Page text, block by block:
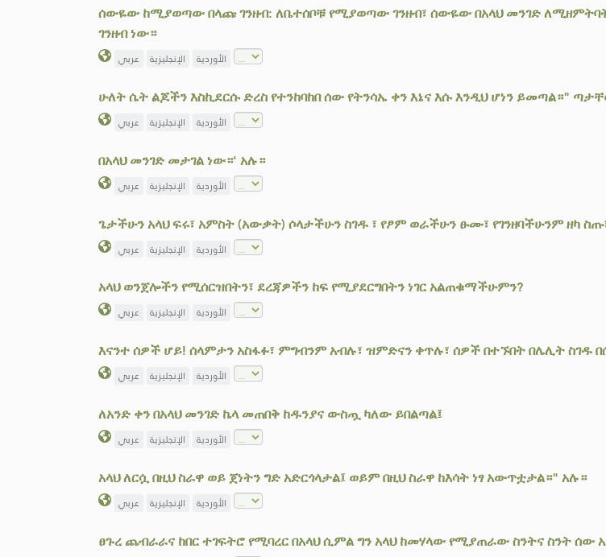
ሰውዬው ከሚያወጣው በላጩ ገንዘብ: ለቤተሰቦቹ የሚያወጣው ገንዘብ፣ ሰውዬው በአላህ መንገድ
ገንዘብ ነው።
عربي الإنجليزية الأوردية
ሁለት ሴት ልጆችን እስኪደርሱ ድረስ የተንከባከበ ሰው የትንሳኤ ቀን እኔና እሱ እንዲህ ሆነን ይመጣል።"
عربي الإنجليزية الأوردية
በአላህ መንገድ መታገል ነው።' አሉ።
عربي الإنجليزية الأوردية
ጌታችሁን አላህ ፍሩ፣ አምስት (አውቃት) ሶላታችሁን ስገዱ ፣ የፆም ወራችሁን ፁሙ፣ የገንዘባችሁንም ዘካ
عربي الإنجليزية الأوردية
አላህ ወንጀሎችን የሚሰርዝበትን፣ ደረጃዎችን ከፍ የሚያደርግበትን ነገር አልጠቁማችሁምን?
عربي الإنجليزية الأوردية
እናንተ ሰዎች ሆይ! ሰላምታን አስፋፉ፣ ምግብንም አብሉ፣ ዝምድናን ቀጥሉ፣ ሰዎች በተኙበት በሌሊት ስገዱ
عربي الإنجليزية الأوردية
ለአንድ ቀን በአላህ መንገድ ኬላ መጠበቅ ከዱንያና ውስጧ ካለው ይበልጣል፤
عربي الإنجليزية الأوردية
አላህ ለርሷ በዚህ ስራዋ ወይ ጀነትን ግድ አድርጎላታል፤ ወይም በዚህ ስራዋ ከእሳት ነፃ አውጥቷታል።" አሉ።
عربي الإنجليزية الأوردية
ፀጉረ ጨብራራና ከበር ተገፍትሮ የሚባረር በአላህ ሲምል ግን አላህ ከመሃላው የሚያጠራው ስንትና ስንት ሰው